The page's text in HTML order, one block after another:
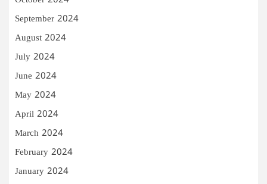
September 2024
August 2024
July 2024
June 2024
May 2024
April 2024
March 2024
February 2024
January 2024